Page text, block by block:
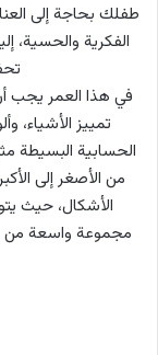
طفلك بحاجة إلى
الفكرية والحسية،
في هذا العمر يجب
تمييز الأشياء،
الحسابية البسيطة
من الأصغر إلى
الأشكال، حيث
مجموعة واسعة من